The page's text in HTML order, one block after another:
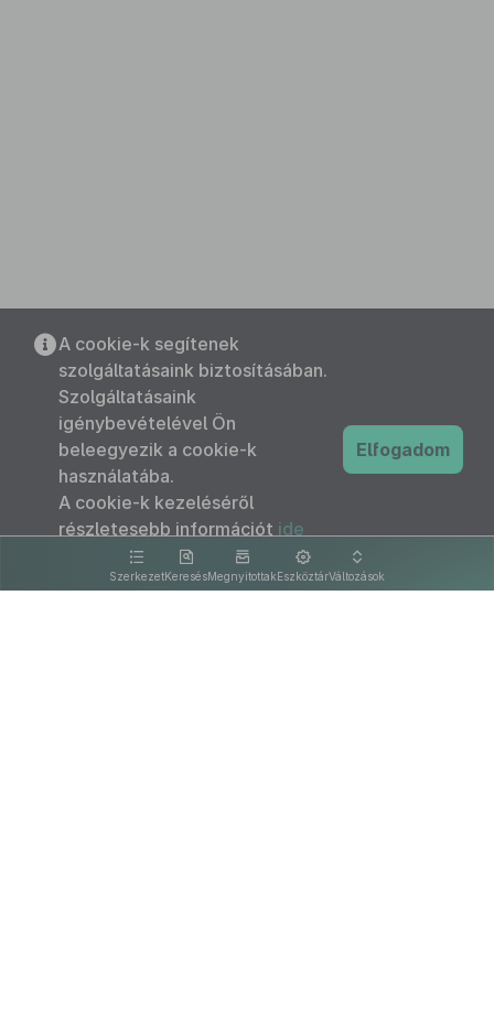
SzerkezetKeresésMegnyitottakEszköztárVáltozások
A cookie-k segítenek
szolgáltatásaink biztosításában.
Szolgáltatásaink
igénybevételével Ön
beleegyezik a cookie-k
használatába.
A cookie-k kezeléséről
részletesebb információt ide
kattintva olvashat.
Elfogadom